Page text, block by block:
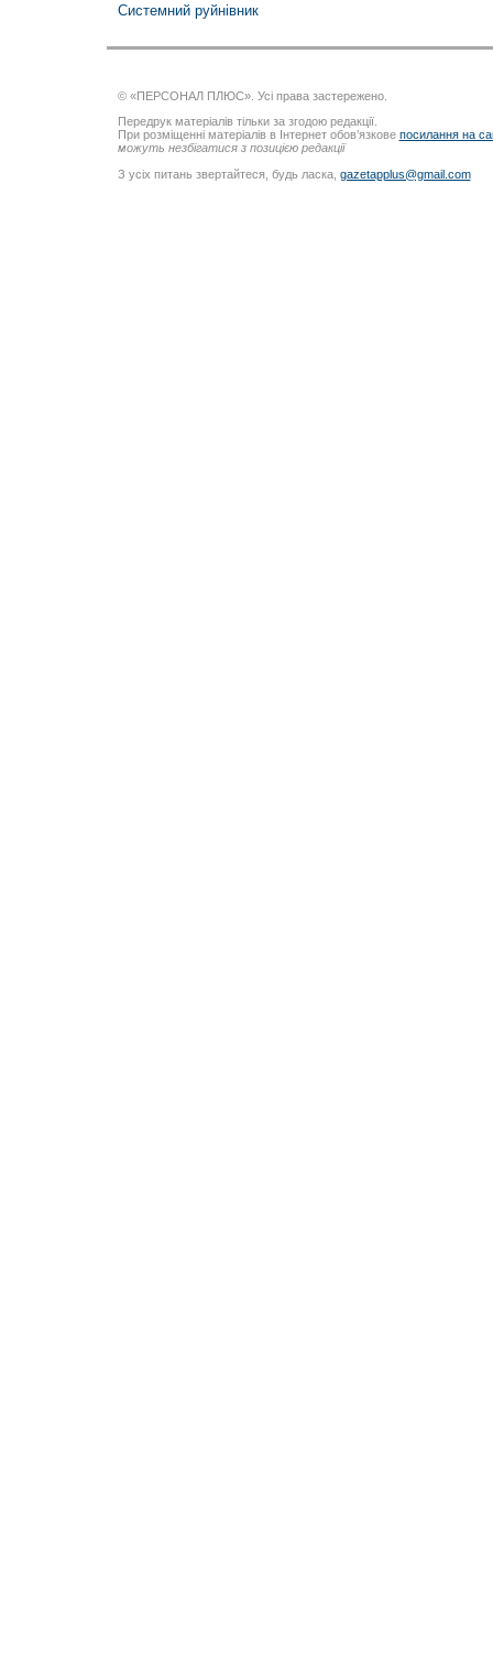
Системний руйнівник
© «ПЕРСОНАЛ ПЛЮС». Усі права застережено.
Передрук матеріалів тільки за згодою редакції.
При розміщенні матеріалів в Інтернет обов’язкове посилання на
можуть незбігатися з позицією редакції
З усіх питань звертайтеся, будь ласка, gazetapplus@gmail.com